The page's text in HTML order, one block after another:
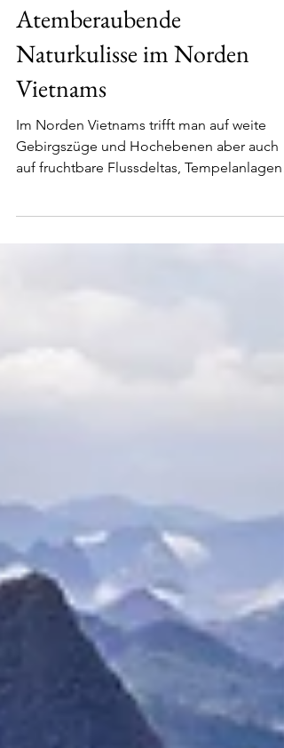
Reiseziele Weltweit
Atemberaubende
Naturkulisse im Norden
Vietnams
Im Norden Vietnams trifft man auf weite
Gebirgszüge und Hochebenen aber auch
und Reisterrassen.